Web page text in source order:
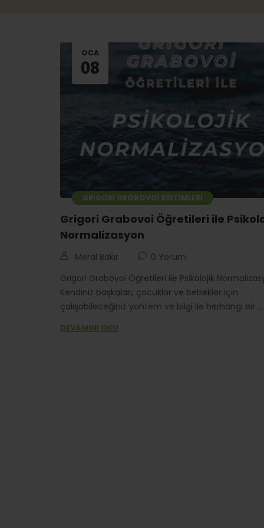
GRIGORI GROBOVOI EĞITIMLERI
OCA
08
Grigori Grabovoi Öğretileri ile
Normalizasyon
Meral Bakır
0 Yorum
Grigori Grabovoi Öğretileri ile Psikolojik
Kendiniz başkaları, çocuklar ve bebekler için
çalışabileceğiniz yöntem ve bilgi ile herhangi bir ...
DEVAMINI OKU